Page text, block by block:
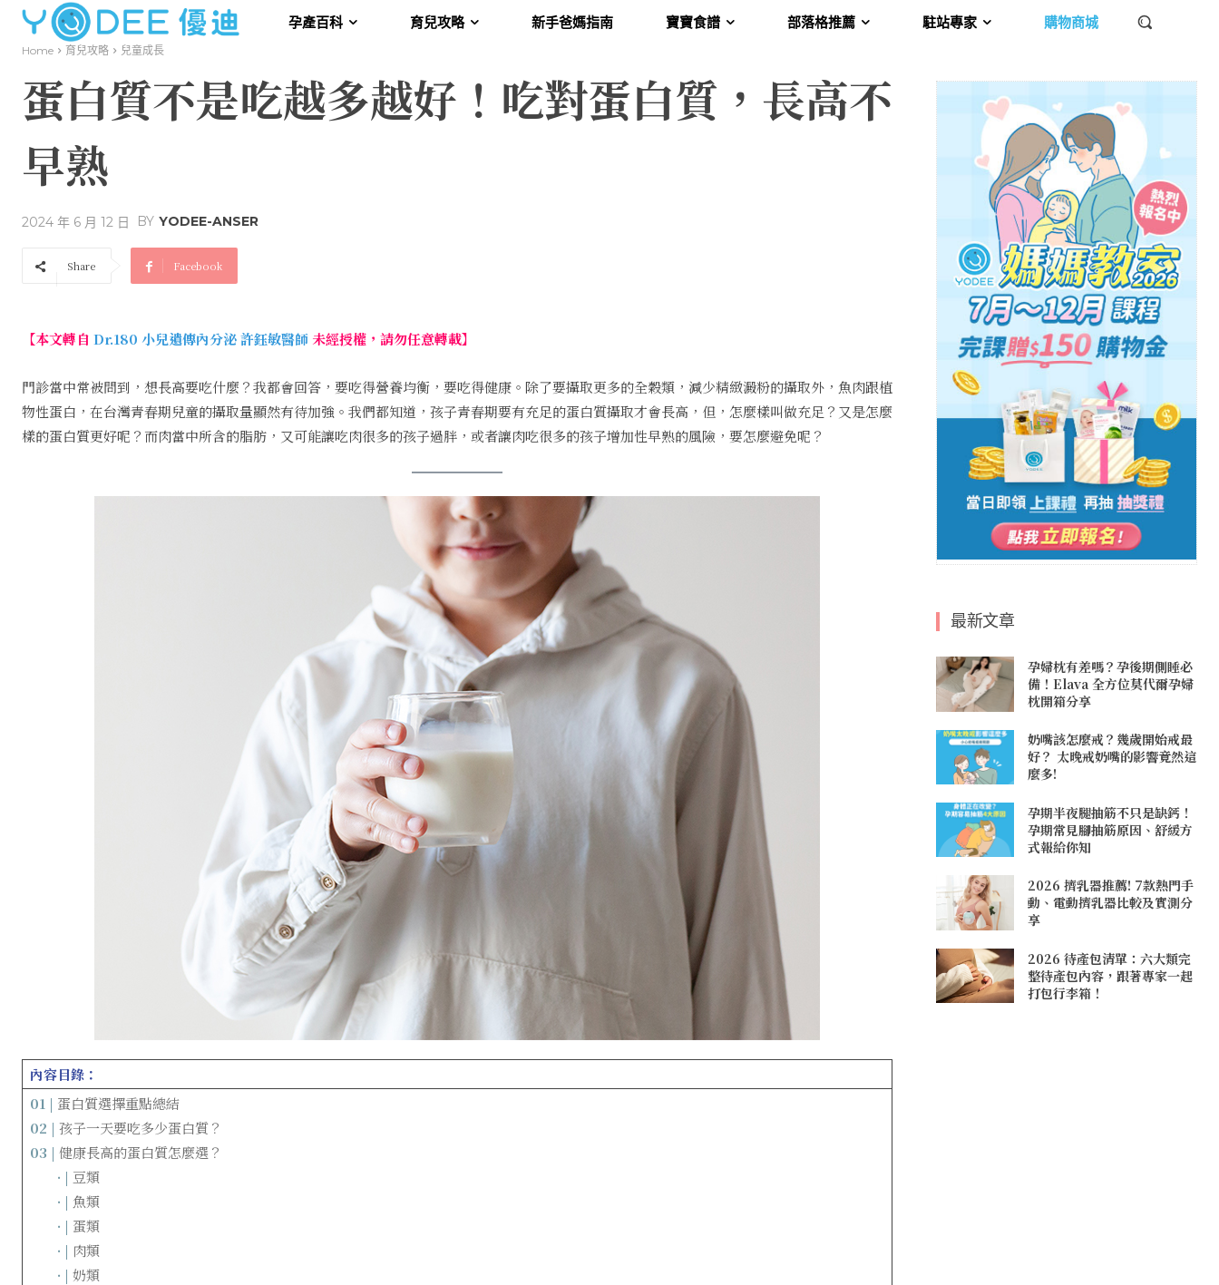
孕產百科 育兒攻略 新手爸媽指南 寶寶食譜 部落格推薦 駐站專家 購物商城
Home 育兒攻略 兒童成長
蛋白質不是吃越多越好！吃對蛋白質，長高不
早熟
2024 年 6 月 12 日 BY YODEE-ANSER
Share Facebook
【本文轉自 Dr.180 小兒遺傳內分泌 許鈺敏醫師 未經授權，請勿任意轉載】
門診當中常被問到，想長高要吃什麼？我都會回答，要吃得營養均衡，要吃得健康。除了要攝取更多的全穀類，減少精緻澱粉的攝取外，魚肉跟植
物性蛋白，在台灣青春期兒童的攝取量顯然有待加強。我們都知道，孩子青春期要有充足的蛋白質攝取才會長高，但，怎麼樣叫做充足？又是怎麼
樣的蛋白質更好呢？而肉當中所含的脂肪，又可能讓吃肉很多的孩子過胖，或者讓肉吃很多的孩子增加性早熟的風險，要怎麼避免呢？
內容目錄：
01 | 蛋白質選擇重點總結
02 | 孩子一天要吃多少蛋白質？
03 | 健康長高的蛋白質怎麼選？
· | 豆類
· | 魚類
· | 蛋類
· | 肉類
· | 奶類
最新文章
孕婦枕有差嗎？孕後期側睡必
備！Elava 全方位莫代爾孕婦
枕開箱分享
奶嘴該怎麼戒？幾歲開始戒最
好？ 太晚戒奶嘴的影響竟然這
麼多!
孕期半夜腿抽筋不只是缺鈣！
孕期常見腳抽筋原因、舒緩方
式報給你知
2026 擠乳器推薦! 7款熱門手
動、電動擠乳器比較及實測分
享
2026 待產包清單：六大類完
整待產包內容，跟著專家一起
打包行李箱！